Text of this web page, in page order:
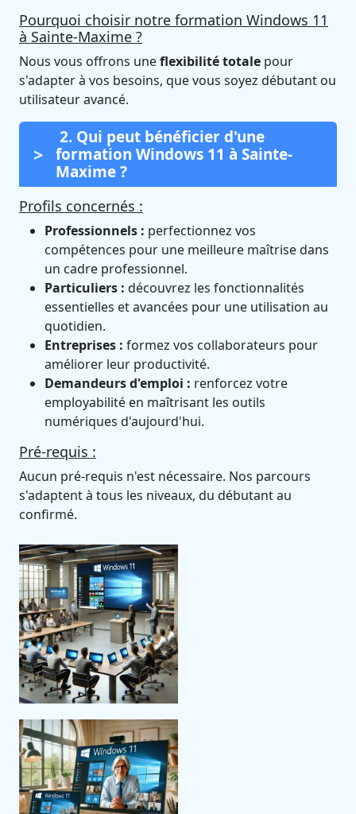
Pourquoi choisir notre formation Windows 11
à Sainte-Maxime ?
Nous vous offrons uneflexibilité totale pour
s'adapter à vos besoins, que vous soyez débutant ou
utilisateur avancé.
2. Qui peut bénéficier d'une
formation Windows 11 à Sainte-
Maxime ?
Profils concernés :
Professionnels : perfectionnez vos
compétences pour une meilleure maîtrise dans
un cadre professionnel.
Particuliers : découvrez les fonctionnalités
essentielles et avancées pour une utilisation au
quotidien.
Entreprises : formez vos collaborateurs pour
améliorer leur productivité.
Demandeurs d'emploi : renforcez votre
employabilité en maîtrisant les outils
numériques d'aujourd'hui.
Pré-requis :
Aucun pré-requis n'est nécessaire. Nos parcours
s'adaptent à tous les niveaux, du débutant au
confirmé.